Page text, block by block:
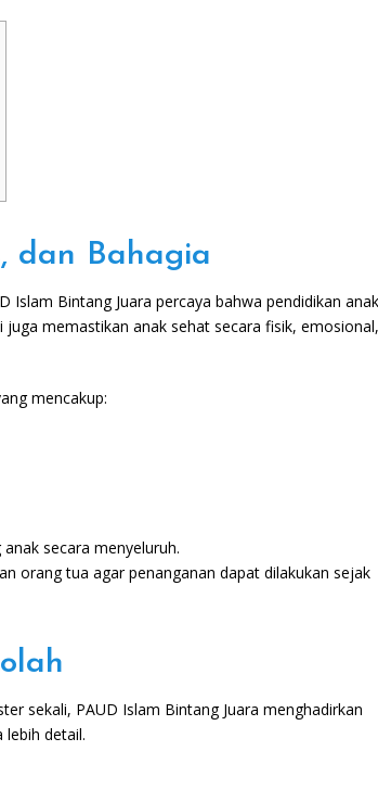
dan Bahagia
Islam Bintang Juara percaya bahwa pendidikan anak
memastikan anak sehat secara fisik, emosional,
mencakup:
secara menyeluruh.
orang tua agar penanganan dapat dilakukan sejak
sekali, PAUD Islam Bintang Juara menghadirkan
detail.